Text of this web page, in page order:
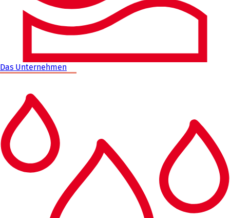
Das Unternehmen